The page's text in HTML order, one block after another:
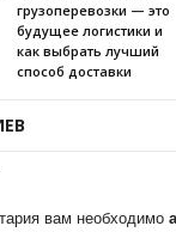
грузоперевозки — это
будущее логистики и
как выбрать лучший
способ доставки
вам необходимо